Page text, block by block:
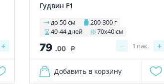
+
Гудвин F1
до 50 см
200-300 г
40-44 дней
70х40 см
79 .00 i − +
1 пак.
Добавить в корзину